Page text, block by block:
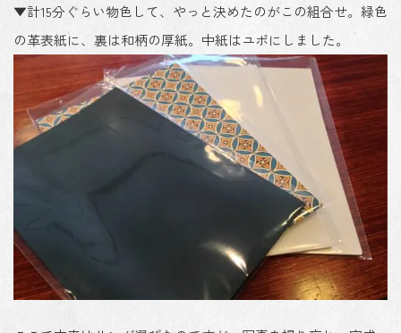
▼計15分ぐらい物色して、やっと決めたのがこの組合せ。緑色
の革表紙に、裏は和柄の厚紙。中紙はユポにしました。